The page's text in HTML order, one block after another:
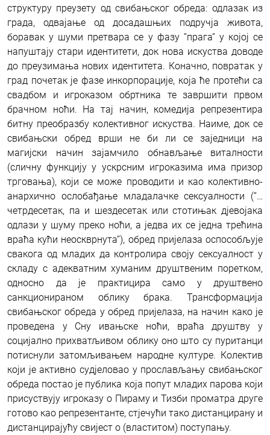
структуру преузету од свибањског обреда: одлазак из
града, одвајање од досадашњих подручја живота,
боравак у шуми претвара се у фазу ’’прага’’ у којој се
напуштају стари идентитети, док нова искуства доводе
до преузимања нових идентитета. Коначно, повратак у
град почетак је фазе инкорпорације, која ће протећи са
свадбом и игроказом обртника те завршити првом
брачном ноћи. На тај начин, комедија репрезентира
битну преобразбу колективног искуства. Наиме, док се
свибањски обред врши не би ли се заједници на
магијски начин зајамчило обнављање виталности
(сличну функцију у ускрсним игроказима има призор
трговања), који се може проводити и као колективно-
анархично ослобађање младалачке сексуалности (’’…
четрдесетак, па и шездесетак или стотињак дјевојака
одлази у шуму преко ноћи, а једва их се једна трећина
враћа кући неоскврнута’’), обред пријелаза оспособљује
свакога од младих да контролира своју сексуалност у
складу с адекватним хуманим друштвеним поретком,
односно да је практицира само у друштвено
санкционираном облику брака. Трансформација
свибањског обреда у обред пријелаза, на начин како је
проведена у Сну ивањске ноћи, враћа друштву у
социјално прихватљивом облику оно што су пуританци
потиснули затомљивањем народне културе. Колектив
који је активно судјеловао у прослављању свибањског
обреда постао је публика која попут младих парова који
присуствују игроказу о Пираму и Тизби проматра друге
готово као репрезентанте, стјечући тако дистанцирану и
дистанцирајућу свијест о (властитом) поступању.